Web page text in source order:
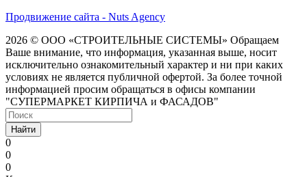
Продвижение сайта - Nuts Agency
2026 © ООО «СТРОИТЕЛЬНЫЕ СИСТЕМЫ» Обращаем
Ваше внимание, что информация, указанная выше, носит
исключительно ознакомительный характер и ни при каких
условиях не является публичной офертой. За более точной
информацией просим обращаться в офисы компании
"СУПЕРМАРКЕТ КИРПИЧА и ФАСАДОВ"
Найти
0
0
0